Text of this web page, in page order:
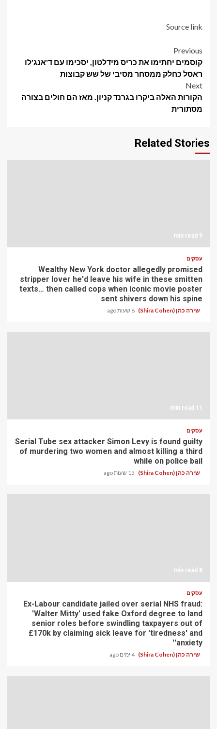
Source link
Post
navigation
Previous
קוסמים יחתימו את כריס מידלטון, יסכימו עם ד'אנג'לו
ראסל כחלק ממסחר מסיבי של שש קבוצות
Next
הקורות האלה ביקרו בגרנד קניון. מאז הם חולים בצורה
מסתורית
Related Stories
9 min read
עסקים
Wealthy New York doctor allegedly promised
stripper lover he'd leave his wife in these smitten
texts… then called cops when iconic movie poster
sent shivers down his spine
שירה כהן (Shira Cohen) 6 שעות ago
11 min read
עסקים
Serial Tube sex attacker Simon Levy is found guilty
of murdering two women and almost killing a third
while on police bail
שירה כהן (Shira Cohen) 15 שעות ago
8 min read
עסקים
Ex-Labour candidate jailed over serial NHS fraud:
'Walter Mitty' used fake Oxford degree to land
senior roles before swindling taxpayers out of
£170k by claiming sick leave for 'tiredness' and
'anxiety'
שירה כהן (Shira Cohen) 4 ימים ago